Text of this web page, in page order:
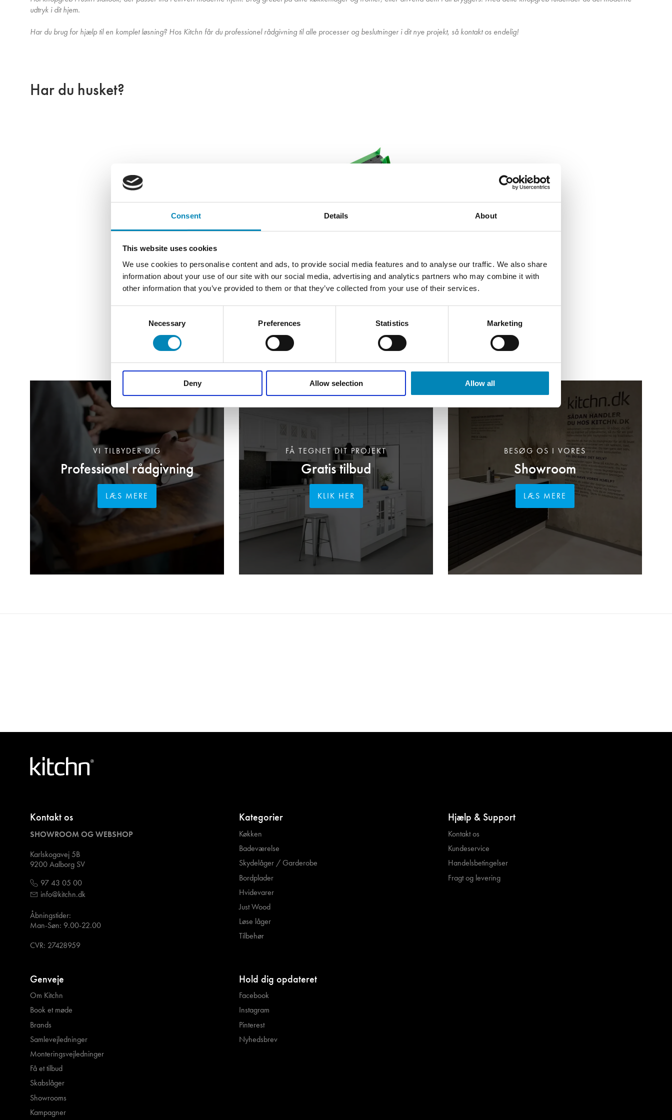
Consent Details About
This website uses cookies
We use cookies to personalise content and ads, to provide social media features and to analyse our traffic. We also share
information about your use of our site with our social media, advertising and analytics partners who may combine it with
other information that you’ve provided to them or that they’ve collected from your use of their services.
Necessary Preferences Statistics Marketing
Deny Allow selection Allow all
udtryk i dit hjem.
Har du brug for hjælp til en komplet løsning? Hos Kitchn får du professionel rådgivning til alle processer og beslutninger i dit nye projekt, så kontakt os endelig!
Har du husket?
Grebsskabelon
DKK 114,81
Professionel rådgivning
VI TILBYDER DIG
LÆS MERE
Gratis tilbud
FÅ TEGNET DIT PROJEKT
KLIK HER
Showroom
BESØG OS I VORES
LÆS MERE
Kontakt os
SHOWROOM OG WEBSHOP
Karlskogavej 5B
9200 Aalborg SV
97 43 05 00
info@kitchn.dk
Åbningstider:
Man-Søn: 9.00-22.00
CVR: 27428959
Kategorier
Køkken
Badeværelse
Skydelåger / Garderobe
Bordplader
Hvidevarer
Just Wood
Løse låger
Tilbehør
Hjælp & Support
Kontakt os
Kundeservice
Handelsbetingelser
Fragt og levering
Genveje
Om Kitchn
Book et møde
Brands
Samlevejledninger
Monteringsvejledninger
Få et tilbud
Skabslåger
Showrooms
Kampagner
Hold dig opdateret
Facebook
Instagram
Pinterest
Nyhedsbrev
garderobe eller bordplade så kan der være mange
dygtig kundeservice klar til at hjælpe dig alle ugens
dage fra 9 til 22, og vi vil så gerne hjælpe dig.
Ring til os 9743 0500
Chat med os
Se vores showrooms
ÅBNINGSTIDER 9-22 ALLE DAGE